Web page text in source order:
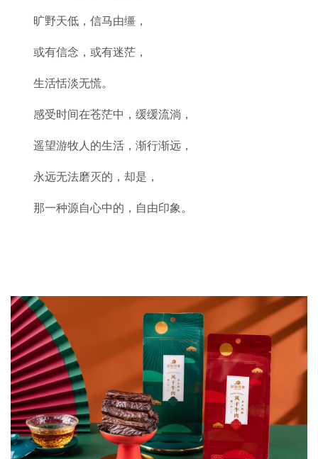
旷野天低，信马由缰，
或有信念，或有迷茫，
生活恬淡无慌。
感受时间在苍茫中，缓缓流淌，
遥望游牧人的生活，渐行渐远，
永远无法磨灭的，却是，
那一种源自心中的，自由印象。